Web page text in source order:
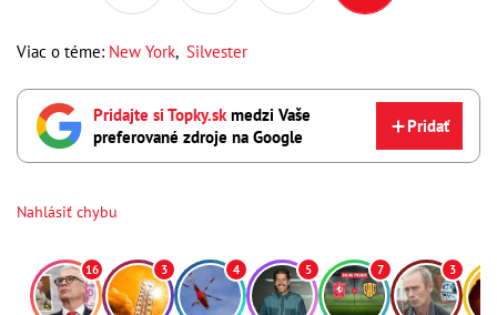
Viac o téme: New York, Silvester
Pridajte si Topky.sk medzi Vaše
preferované zdroje na Google
Pridať
Nahlásiť chybu
16 3 4 5 7 3